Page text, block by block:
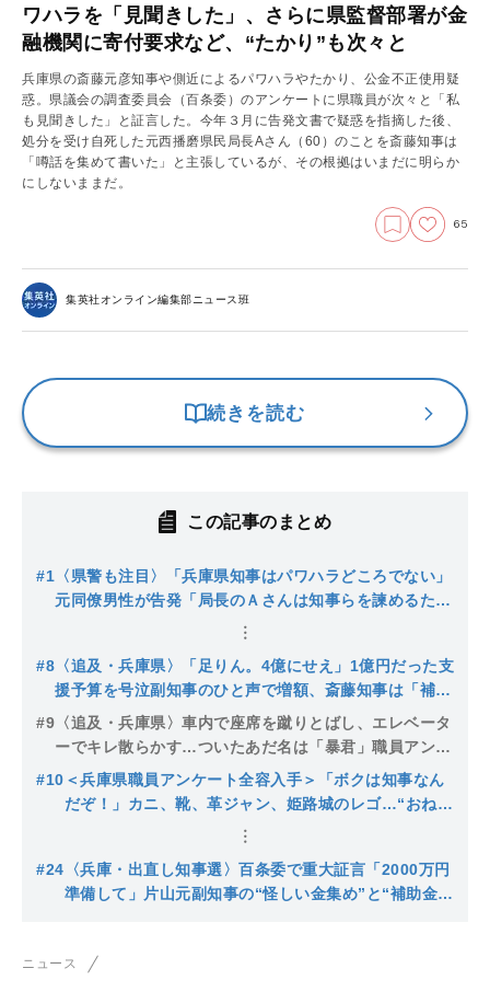
ワハラを「見聞きした」、さらに県監督部署が金
融機関に寄付要求など、“たかり”も次々と
兵庫県の斎藤元彦知事や側近によるパワハラやたかり、公金不正使用疑
惑。県議会の調査委員会（百条委）のアンケートに県職員が次々と「私
も見聞きした」と証言した。今年３月に告発文書で疑惑を指摘した後、
処分を受け自死した元西播磨県民局長Aさん（60）のことを斎藤知事は
「噂話を集めて書いた」と主張しているが、その根拠はいまだに明らか
にしないままだ。
65
集英社オンライン編集部ニュース班
続きを読む
この記事のまとめ
#1 〈県警も注目〉「兵庫県知事はパワハラどころでない」
元同僚男性が告発「局長のＡさんは知事らを諫めるため
に命を絶った」知事は会見で辞職を否定も…
#8 〈追及・兵庫県〉「足りん。4億にせえ」1億円だった支
援予算を号泣副知事のひと声で増額、斎藤知事は「補正
予算はキリのいい数字のほうが打ち出しとしていい」と
予算増の根拠ゼロ。阪神・オリックス優勝祝賀パレード
#9 〈追及・兵庫県〉車内で座席を蹴りとばし、エレベータ
ーでキレ散らかす…ついたあだ名は「暴君」職員アンケ
ートでは1000人以上が知事のパワハラを「見聞きし
た」、さらに県監督部署が金融機関に寄付要求な
#10 ＜兵庫県職員アンケート全容入手＞「ボクは知事なん
だぞ！」カニ、靴、革ジャン、姫路城のレゴ…“おねだ
り知事”のあきれたタカリ癖「視察先は何がもらえるか
#24 〈兵庫・出直し知事選〉百条委で重大証言「2000万円
準備して」片山元副知事の“怪しい金集め”と“補助金４
ニュース